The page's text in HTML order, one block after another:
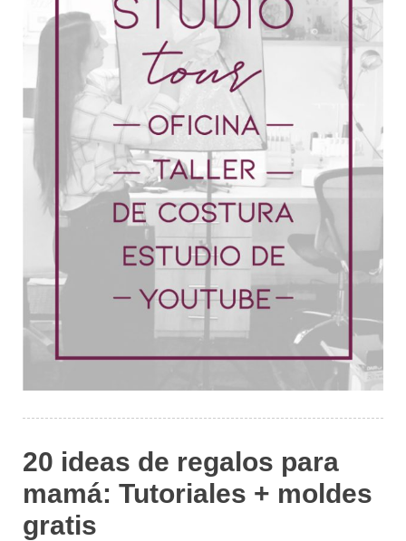
20 ideas de regalos para
mamá: Tutoriales + moldes
gratis